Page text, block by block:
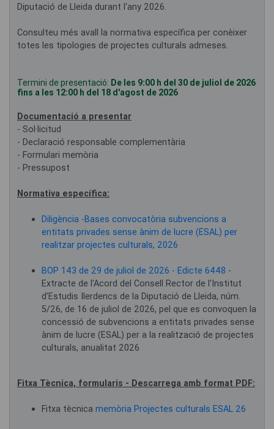
Diputació de Lleida durant l'any 2026.
Consulteu més avall la normativa específica per conèixer
totes les tipologies de projectes culturals admeses.
Termini de presentació: De les 9:00 h del 30 de juliol de 2026
fins a les 12:00 h del 18 d'agost de 2026
Documentació a presentar
- Sol·licitud
- Declaració responsable complementària
- Formulari memòria
- Pressupost
Normativa específica:
Diligència -Bases convocatòria subvencions a
entitats privades sense ànim de lucre (ESAL) per
realitzar projectes culturals, 2026
BOP 143 de 29 de juliol de 2026 - Edicte 6448 -
Extracte de l'Acord del Consell Rector de l'Institut
d'Estudis Ilerdencs de la Diputació de Lleida, núm.
5/26, de 16 de juliol de 2026, pel que es convoquen la
concessió de subvencions a entitats privades sense
ànim de lucre (ESAL) per a la realització de projectes
culturals, anualitat 2026
Fitxa Tècnica, formularis - Descarrega amb format PDF:
Fitxa tècnica memòria Projectes culturals ESAL 26